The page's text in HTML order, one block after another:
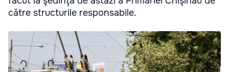
către structurile responsabile.